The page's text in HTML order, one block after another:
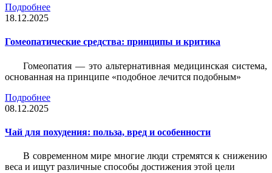
Подробнее
18.12.2025
Гомеопатические средства: принципы и критика
Гомеопатия — это альтернативная медицинская система,
основанная на принципе «подобное лечится подобным»
Подробнее
08.12.2025
Чай для похудения: польза, вред и особенности
В современном мире многие люди стремятся к снижению
веса и ищут различные способы достижения этой цели